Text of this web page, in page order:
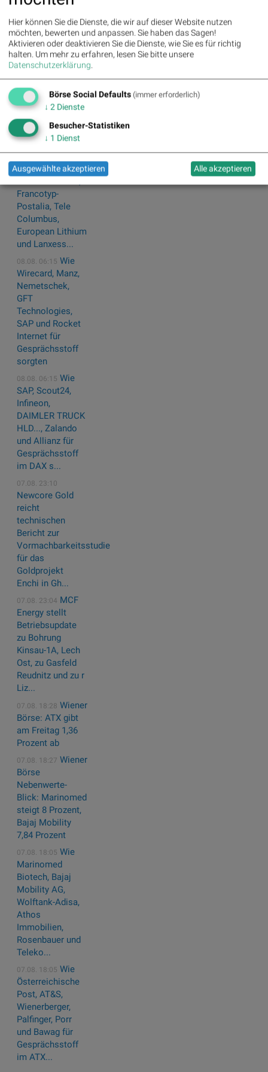
Wochenplus und
vielleicht
Moment...
08.08. 08:02SAGA
Metals gibt die
Fortsetzung der
Aktienanalyse
durch die
Group mit einem
„Outperf...
Wie
Baumot Group,
Francotyp-
Postalia, Tele
Columbus,
European Lithium
und Lanxess...
08.08. 06:15 Wie
Wirecard, Manz,
Nemetschek,
GFT
Technologies,
SAP und Rocket
Internet für
Gesprächsstoff
sorgten
08.08. 06:15 Wie
SAP, Scout24,
Infineon,
DAIMLER TRUCK
HLD..., Zalando
und Allianz für
Gesprächsstoff
im DAX s...
07.08. 23:10
Newcore Gold
reicht
technischen
Bericht zur
Vormachbarkeitsstudie
für das
Goldprojekt
Enchi in Gh...
07.08. 23:04 MCF
Energy stellt
Betriebsupdate
zu Bohrung
Kinsau-1A, Lech
Ost, zu Gasfeld
Reudnitz und zu r
Liz...
07.08. 18:28 Wiener
Börse: ATX gibt
am Freitag 1,36
Prozent ab
07.08. 18:27 Wiener
Börse
Nebenwerte-
Blick: Marinomed
steigt 8 Prozent,
Bajaj Mobility
7,84 Prozent
07.08. 18:05 Wie
Marinomed
Biotech, Bajaj
Mobility AG,
Wolftank-Adisa,
Athos
Immobilien,
Rosenbauer und
Teleko...
07.08. 18:05 Wie
Österreichische
Post, AT&S,
Wienerberger,
Palfinger, Porr
und Bawag für
Gesprächsstoff
im ATX...
Hier können Sie die Dienste, die wir auf dieser Website nutzen
möchten, bewerten und anpassen. Sie haben das Sagen!
Aktivieren oder deaktivieren Sie die Dienste, wie Sie es für richtig
halten. Um mehr zu erfahren, lesen Sie bitte unsere
Datenschutzerklärung.
Börse Social Defaults (immer erforderlich)
↓ 2 Dienste
Besucher-Statistiken
↓ 1 Dienst
Ausgewählte akzeptieren Alle akzeptieren